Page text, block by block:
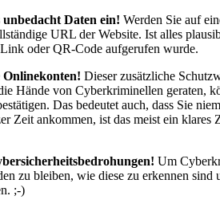
unbedacht Daten ein! Werden Sie auf
URL der Website. Ist alles
oder QR-Code aufgerufen wurde.
Dieser zusätzliche
Hände von Cyberkriminellen
Das bedeutet auch, dass Sie
ankommen, ist das meist ein
Um
zu bleiben, wie diese zu erkennen
;-)